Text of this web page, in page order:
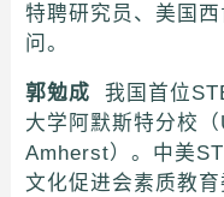
特聘研究员、美国
问。
郭勉成 我国首位
大学阿默斯特分校
Amherst）。中美
文化促进会素质教